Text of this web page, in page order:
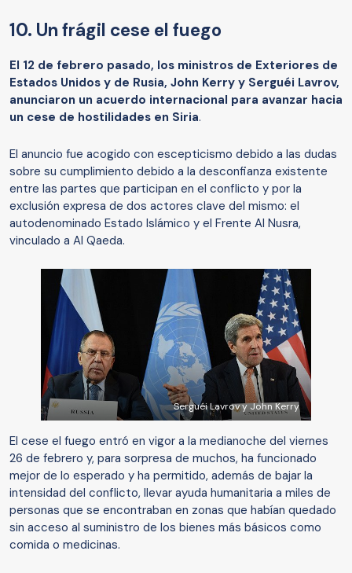
10. Un frágil cese el fuego
El 12 de febrero pasado, los ministros de Exteriores de
Estados Unidos y de Rusia, John Kerry y Serguéi Lavrov,
anunciaron un acuerdo internacional para avanzar hacia
un cese de hostilidades en Siria.
El anuncio fue acogido con escepticismo debido a las dudas
sobre su cumplimiento debido a la desconfianza existente
entre las partes que participan en el conflicto y por la
exclusión expresa de dos actores clave del mismo: el
autodenominado Estado Islámico y el Frente Al Nusra,
vinculado a Al Qaeda.
Serguéi Lavrov y John Kerry
El cese el fuego entró en vigor a la medianoche del viernes
26 de febrero y, para sorpresa de muchos, ha funcionado
mejor de lo esperado y ha permitido, además de bajar la
intensidad del conflicto, llevar ayuda humanitaria a miles de
personas que se encontraban en zonas que habían quedado
sin acceso al suministro de los bienes más básicos como
comida o medicinas.